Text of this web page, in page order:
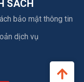
SÁCH
bảo mật thông tin
dịch vụ